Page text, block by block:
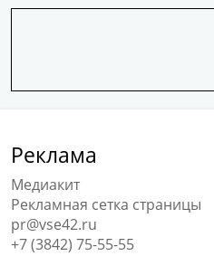
Реклама
Медиакит
Рекламная сетка страницы
pr@vse42.ru
+7 (3842) 75-55-55